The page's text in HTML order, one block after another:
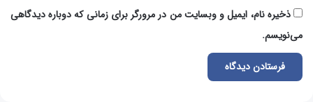
ذخیره نام، ایمیل و وبسایت من در مرورگر برای زمانی که دوباره دیدگاهی
می‌نویسم.